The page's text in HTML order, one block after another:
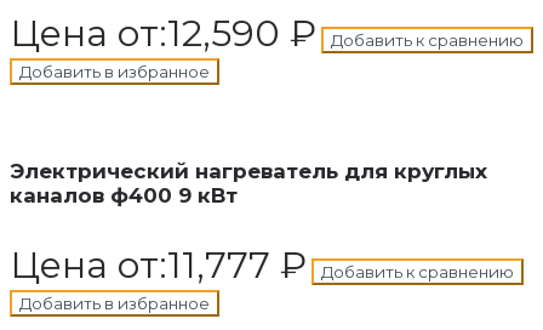
Цена от:12,590 ₽
Добавить к сравнению
Добавить в избранное
Электрический нагреватель для круглых
каналов ф400 9 кВт
Цена от:11,777 ₽
Добавить к сравнению
Добавить в избранное